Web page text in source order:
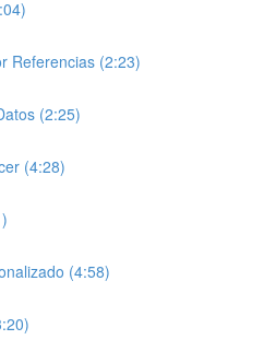
Referencias (2:23)
(2:25)
(4:28)
(4:58)